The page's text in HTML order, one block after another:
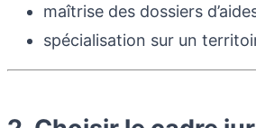
maîtrise des dossiers
spécialisation sur un